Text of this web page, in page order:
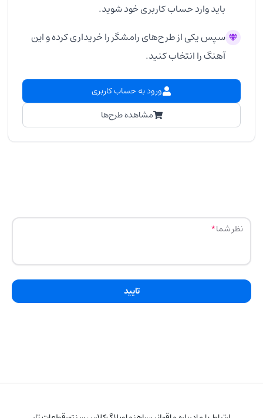
باید وارد حساب کاربری خود شوید.
سپس یکی از طرح‌های رامشگر را خریداری کرده و این
آهنگ را انتخاب کنید.
ورود به حساب کاربری
مشاهده طرح‌ها
نظر شما
تایید